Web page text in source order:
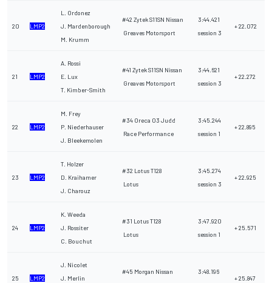
20 LMP2
L. Ordonez
J. Mardenborough
M. Krumm
#42 Zytek S11SN Nissan
Greaves Motorsport
3:44.421
session 3
+ 22.072
21 LMP2
A. Rossi
E. Lux
T. Kimber-Smith
#41 Zytek S11SN Nissan
Greaves Motorsport
3:44.621
session 3
+ 22.272
22 LMP2
M. Frey
P. Niederhauser
J. Bleekemolen
#34 Oreca 03 Judd
Race Performance
3:45.244
session 1
+ 22.895
23 LMP2
T. Holzer
D. Kraihamer
J. Charouz
#32 Lotus T128
Lotus
3:45.274
session 3
+ 22.925
24 LMP2
K. Weeda
J. Rossiter
C. Bouchut
#31 Lotus T128
Lotus
3:47.920
session 1
+ 25.571
25 LMP2
J. Nicolet
J. Merlin
#45 Morgan Nissan
3:48.196
+ 25.847